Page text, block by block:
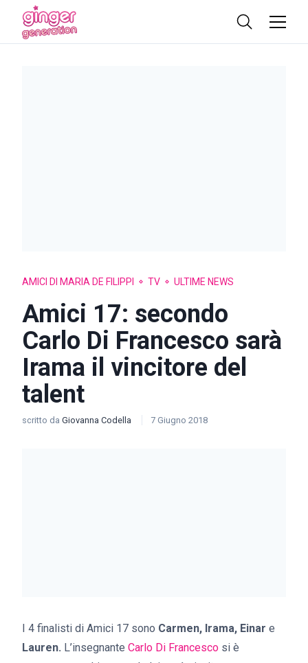
AMICI DI MARIA DE FILIPPI TV ULTIME NEWS
Amici 17: secondo
Carlo Di Francesco sarà
Irama il vincitore del
talent
scritto da Giovanna Codella 7 Giugno 2018
I 4 finalisti di Amici 17 sono Carmen, Irama, Einar e
Lauren. L’insegnante Carlo Di Francesco si è